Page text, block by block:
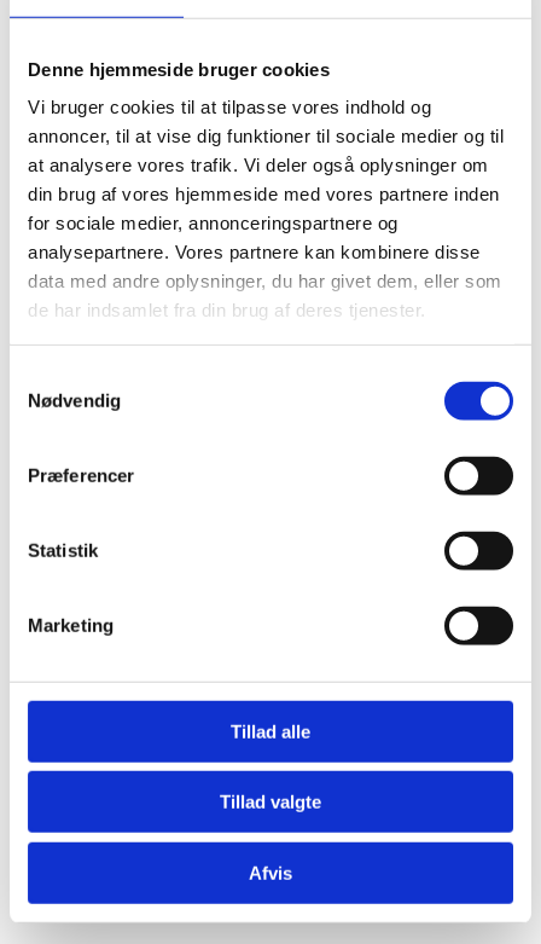
Denne hjemmeside bruger cookies
Vi bruger cookies til at tilpasse vores indhold og
annoncer, til at vise dig funktioner til sociale medier og til
at analysere vores trafik. Vi deler også oplysninger om
din brug af vores hjemmeside med vores partnere inden
for sociale medier, annonceringspartnere og
analysepartnere. Vores partnere kan kombinere disse
data med andre oplysninger, du har givet dem, eller som
de har indsamlet fra din brug af deres tjenester.
Nødvendig
Præferencer
Statistik
Marketing
Tillad alle
Tillad valgte
Afvis
Krystaller